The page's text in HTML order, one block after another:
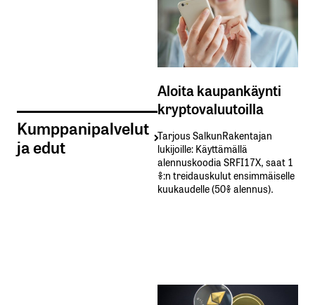
Kumppanipalvelut
ja edut
Aloita kaupankäynti
kryptovaluutoilla
Tarjous SalkunRakentajan
lukijoille: Käyttämällä​ ​
alennuskoodia​ ​SRFI17X,​ ​saat​ ​1
%:n treidauskulut​ ​ensimmäiselle​ ​
kuukaudelle​ ​(50%​ ​alennus).